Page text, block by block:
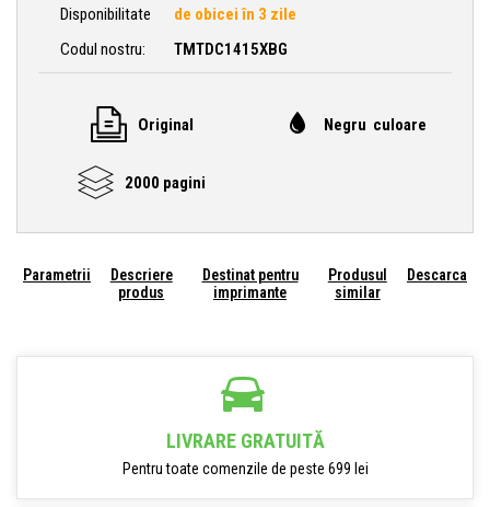
Disponibilitate
de obicei în 3 zile
Codul nostru:
TMTDC1415XBG
Original Negru culoare
2000 pagini
Parametrii
Descriere
produs
Destinat pentru
imprimante
Produsul
similar
Descarca
LIVRARE GRATUITĂ
Pentru toate comenzile de peste 699 lei